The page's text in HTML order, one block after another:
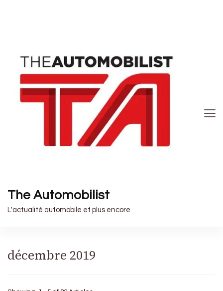
The Automobilist
L'actualité automobile et plus encore
décembre 2019